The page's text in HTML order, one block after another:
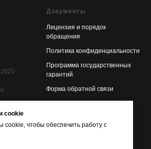
Документы
Лицензия и порядок
обращения
Политика конфиденциальности
Программа государственных
гарантий
Форма обратной связи
cookie
чтобы обеспечить работу с